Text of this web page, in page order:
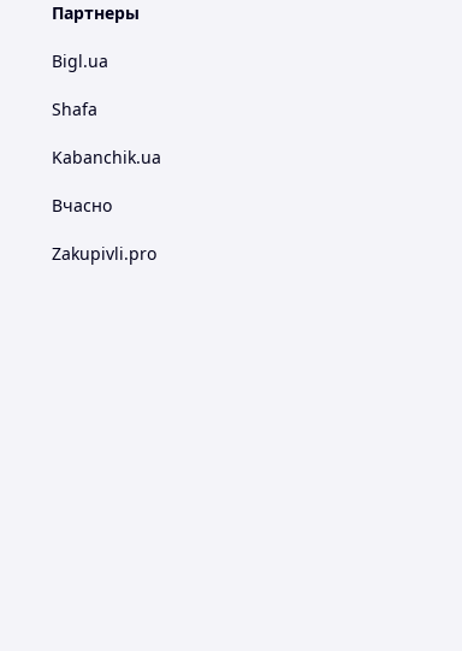
Партнеры
Bigl.ua
Shafa
Kabanchik.ua
Вчасно
Zakupivli.pro